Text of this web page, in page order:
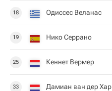
18 Одиссес Веланас
19 Нико Серрано
25 Кеннет Вермер
33 Дамиан ван дер Хар